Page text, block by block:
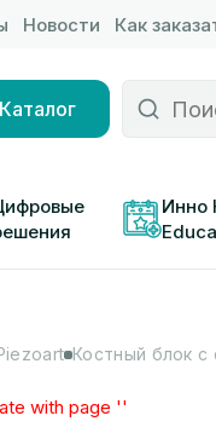
Новости Как
Каталог
Инно
Костный блок с
with page ''